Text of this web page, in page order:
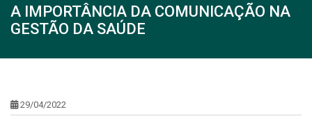
A IMPORTÂNCIA DA COMUNICAÇÃO NA
GESTÃO DA SAÚDE
29/04/2022